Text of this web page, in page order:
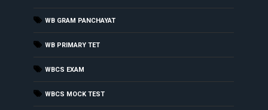
WB GRAM PANCHAYAT
WB PRIMARY TET
WBCS EXAM
WBCS MOCK TEST